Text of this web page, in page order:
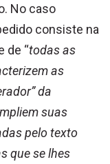
No caso
consiste na
de “todas as
as
da
suas
pelo texto
que se lhes